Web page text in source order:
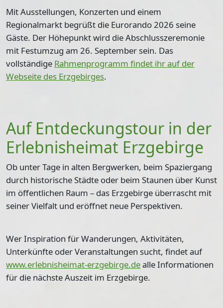
Mit Ausstellungen, Konzerten und einem
Regionalmarkt begrüßt die Eurorando 2026 seine
Gäste. Der Höhepunkt wird die Abschlusszeremonie
mit Festumzug am 26. September sein. Das
vollständige Rahmenprogramm findet ihr auf der
Webseite des Erzgebirges.
Auf Entdeckungstour in der
Erlebnisheimat Erzgebirge
Ob unter Tage in alten Bergwerken, beim Spaziergang
durch historische Städte oder beim Staunen über Kunst
im öffentlichen Raum – das Erzgebirge überrascht mit
seiner Vielfalt und eröffnet neue Perspektiven.
Wer Inspiration für Wanderungen, Aktivitäten,
Unterkünfte oder Veranstaltungen sucht, findet auf
www.erlebnisheimat-erzgebirge.dealle Informationen
für die nächste Auszeit im Erzgebirge.